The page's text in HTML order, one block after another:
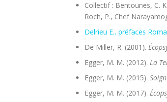
Collectif : Bentounes, C.
Roch, P., Chef
Delrieu E., préfaces
De Miller, R. (2001). É
Egger, M. M. (2012). La
Egger, M. M. (2015).
Egger, M. M. (2017).